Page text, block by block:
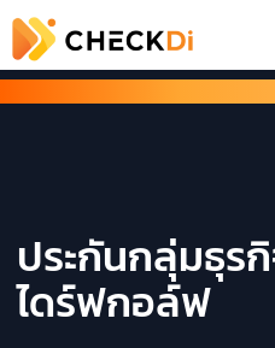
ประกันกลุ่มธุร
ไดร์ฟกอล์ฟ